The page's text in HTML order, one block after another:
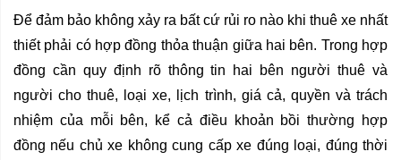
Để đảm bảo không xảy ra bất cứ rủi ro nào khi thuê xe nhất
thiết phải có hợp đồng thỏa thuận giữa hai bên. Trong hợp
đồng cần quy định rõ thông tin hai bên người thuê và
người cho thuê, loại xe, lịch trình, giá cả, quyền và trách
nhiệm của mỗi bên, kể cả điều khoản bồi thường hợp
đồng nếu chủ xe không cung cấp xe đúng loại, đúng thời